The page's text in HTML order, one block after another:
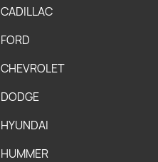
CADILLAC
FORD
CHEVROLET
DODGE
HYUNDAI
HUMMER